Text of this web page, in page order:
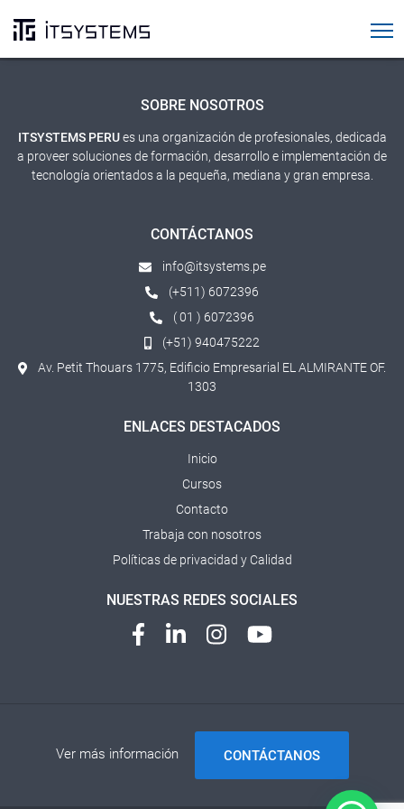
Cursos SAP
SOBRE NOSOTROS
ITSYSTEMS PERUes una organización de profesionales, dedicada
a proveer soluciones de formación, desarrollo e implementación de
tecnología orientados a la pequeña, mediana y gran empresa.
CONTÁCTANOS
info@itsystems.pe
(+511) 6072396
( 01 ) 6072396
(+51) 940475222
Av. Petit Thouars 1775, Edificio Empresarial EL ALMIRANTE OF.
1303
ENLACES DESTACADOS
Inicio
Cursos
Contacto
Trabaja con nosotros
Políticas de privacidad y Calidad
NUESTRAS REDES SOCIALES
Ver más información CONTÁCTANOS